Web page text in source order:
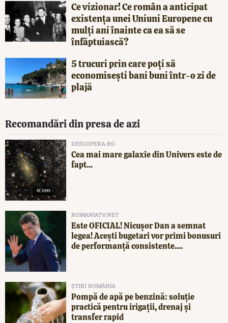
Ce vizionar! Ce român a anticipat
existența unei Uniuni Europene cu
mulți ani înainte ca ea să se
înfăptuiască?
5 trucuri prin care poți să
economisești bani buni într-o zi de
plajă
Recomandări din presa de azi
DESCOPERA.RO
Cea mai mare galaxie din Univers este de
fapt...
ROMANIATV.NET
Este OFICIAL! Nicușor Dan a semnat
legea! Acești bugetari vor primi bonusuri
de performanță consistente....
ȘTIRI ROMÂNIA
Pompă de apă pe benzină: soluție
practică pentru irigații, drenaj și
transfer rapid